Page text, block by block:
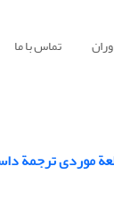
تماس با ما
ترجمة